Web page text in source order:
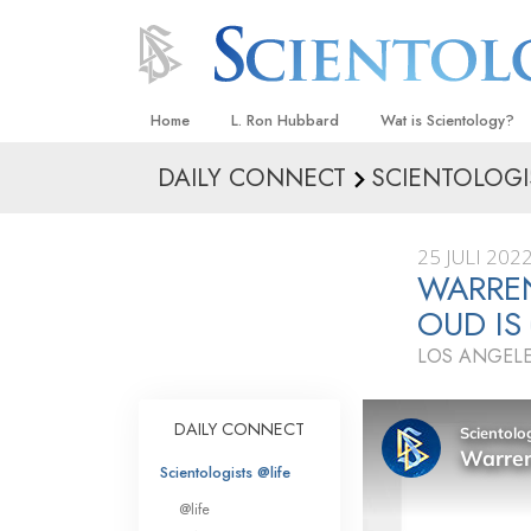
Home L. Ron Hubbard Wat is Scientology?
Overtuigingen &
Wat scientologen
Scientology
Maak kennis met
De Grondbeginselen
Een Inleiding tot
DAILY CONNECT
25 JULI 2022
OUD
LOS
DAILY CONNECT
Scientologists @life
@life